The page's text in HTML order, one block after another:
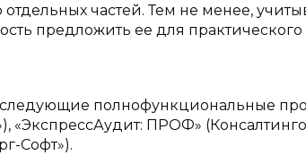
частей. Тем не менее,
предложить ее для практического
полнофункциональные
«ЭкспрессАудит: ПРОФ»
Софт»).